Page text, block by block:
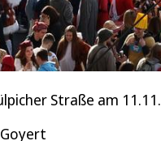
Straße am 11.11.